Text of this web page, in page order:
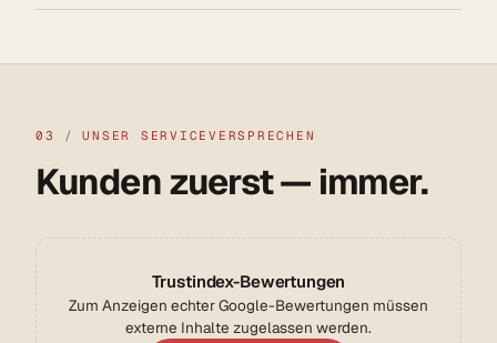
03 / UNSER SERVICEVERSPRECHEN
Kunden zuerst — immer.
Trustindex-Bewertungen
Zum Anzeigen echter Google-Bewertungen müssen
externe Inhalte zugelassen werden.